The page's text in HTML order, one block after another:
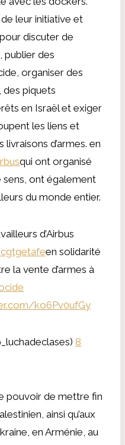
leur initiative et
discuter de
publier des
organiser des
des piquets
en Israël et exiger
les liens et
d’armes. en
qui ont organisé
sens, ont également
du monde entier.
d’Airbus
en solidarité
la vente d’armes à
ko6Pv0ufGy
8
pouvoir de mettre fin
ainsi qu’aux
en Arménie, au